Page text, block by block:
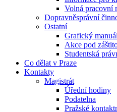
Volná pracovní
Dopravněsprávní
Ostatní
Grafický manuál
Akce pod
Studentská
Co dělat v Praze
Kontakty
Magistrát
Úřední hodiny
Podatelna
Pražské